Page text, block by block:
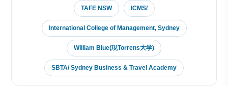
TAFE NSW ICMS/
International College of Management, Sydney
William Blue(現Torrens大学)
SBTA/ Sydney Business & Travel Academy